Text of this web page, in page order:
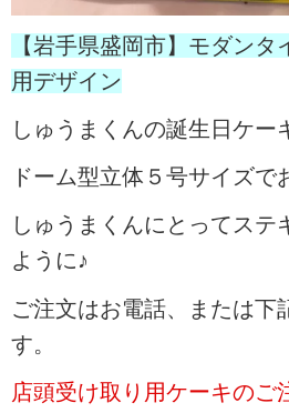
【岩手県盛岡市】モダンタ
用デザイン
しゅうまくんの誕生日ケー
ドーム型立体５号サイズで
しゅうまくんにとってステ
ように♪
ご注文はお電話、または下
す。
店頭受け取り用ケーキのご